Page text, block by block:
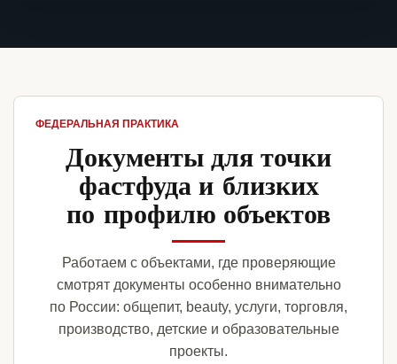
ФЕДЕРАЛЬНАЯ ПРАКТИКА
Документы для точки
фастфуда и близких
по профилю объектов
Работаем с объектами, где проверяющие
смотрят документы особенно внимательно
по России: общепит, beauty, услуги, торговля,
производство, детские и образовательные
проекты.